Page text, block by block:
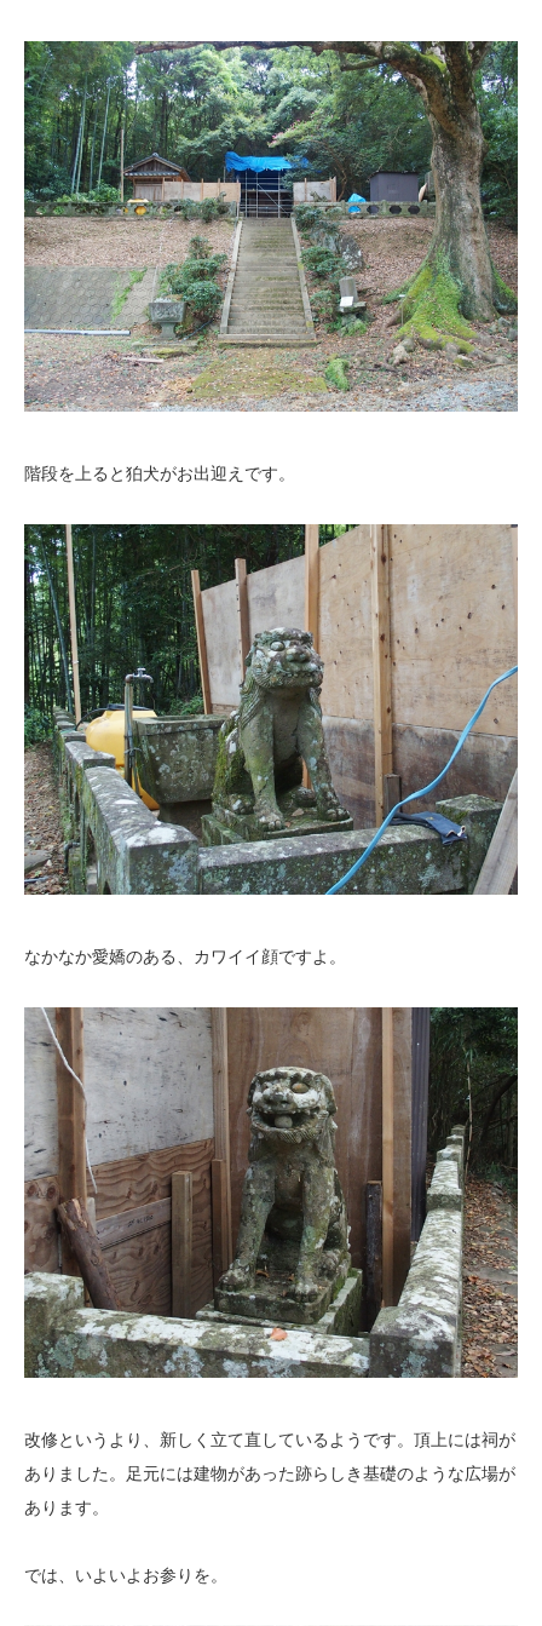
階段を上ると狛犬がお出迎えです。
なかなか愛嬌のある、カワイイ顔ですよ。
改修というより、新しく立て直しているようです。頂上には祠が
ありました。足元には建物があった跡らしき基礎のような広場が
あります。
では、いよいよお参りを。